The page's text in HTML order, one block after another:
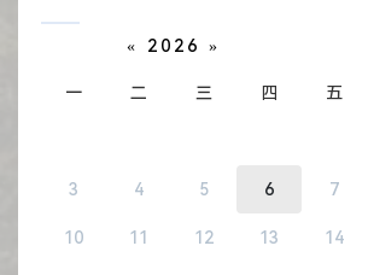
« 2026 »
一 二 三 四 五
3 4 5 6 7
10 11 12 13 14